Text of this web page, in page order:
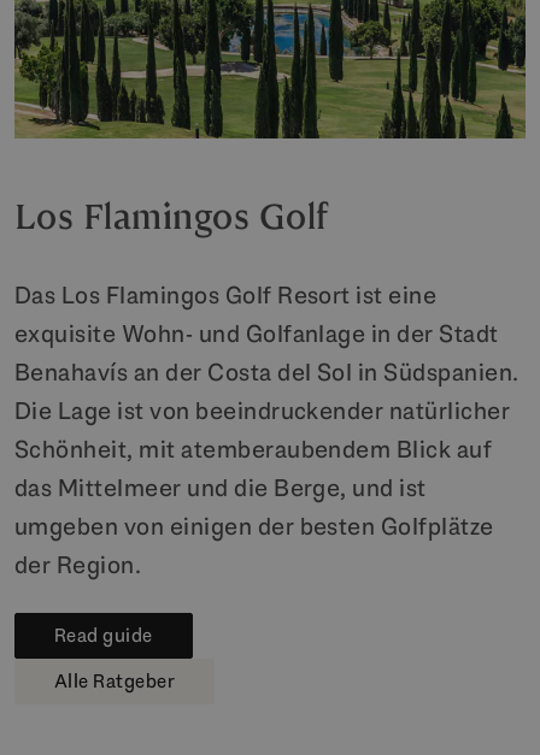
Los Flamingos Golf
Das Los Flamingos Golf Resort ist eine
exquisite Wohn- und Golfanlage in der Stadt
Benahavís an der Costa del Sol in Südspanien.
Die Lage ist von beeindruckender natürlicher
Schönheit, mit atemberaubendem Blick auf
das Mittelmeer und die Berge, und ist
umgeben von einigen der besten Golfplätze
der Region.
Read guide
Alle Ratgeber